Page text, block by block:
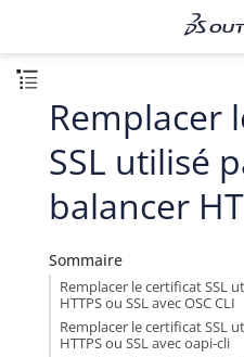
Remplacer
SSL utilisé
balancer
Sommaire
Remplacer le certificat SSL
HTTPS ou SSL avec OSC CLI
Remplacer le certificat SSL
HTTPS ou SSL avec oapi-cli